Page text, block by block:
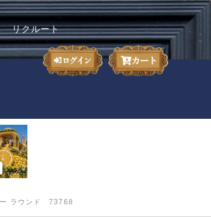
リクルート
ー ラウンド 73768